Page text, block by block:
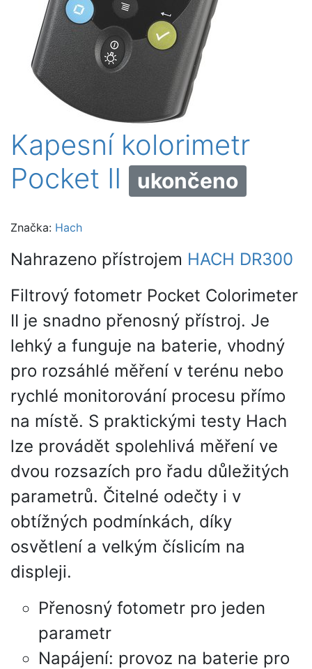
Kapesní kolorimetr
Pocket II
ukončeno
Značka: Hach
Nahrazeno přístrojem HACH DR300
Filtrový fotometr Pocket Colorimeter
II je snadno přenosný přístroj. Je
lehký a funguje na baterie, vhodný
pro rozsáhlé měření v terénu nebo
rychlé monitorování procesu přímo
na místě. S praktickými testy Hach
lze provádět spolehlivá měření ve
dvou rozsazích pro řadu důležitých
parametrů. Čitelné odečty i v
obtížných podmínkách, díky
osvětlení a velkým číslicím na
displeji.
Přenosný fotometr pro jeden
parametr
Napájení: provoz na baterie pro